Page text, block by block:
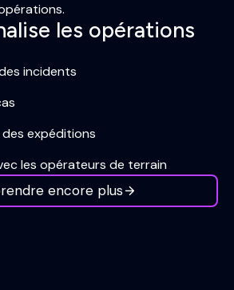
les opérations
incidents
expéditions
les opérateurs de terrain
encore plus